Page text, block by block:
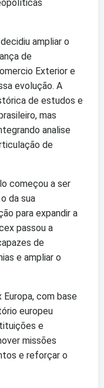
ampliar o
de
Exterior e
evolução. A
de estudos e
mas
analise
de
começou a ser
da sua
para expandir a
passou a
de
e ampliar o
com base
europeu
e
missões
e reforçar o